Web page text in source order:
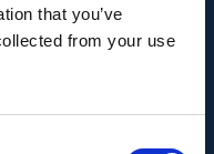
that you’ve
from your use
la Agencia de
de